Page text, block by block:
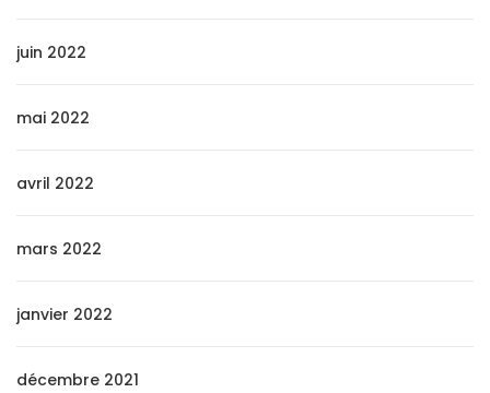
juin 2022
mai 2022
avril 2022
mars 2022
janvier 2022
décembre 2021